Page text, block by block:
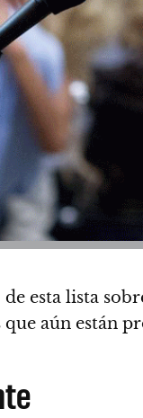
esta lista
aún están